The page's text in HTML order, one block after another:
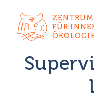
ZENTRUM
FÜR